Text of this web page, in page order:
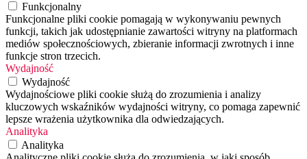
Funkcjonalny
Funkcjonalne pliki cookie pomagają w wykonywaniu pewnych
funkcji, takich jak udostępnianie zawartości witryny na platformach
mediów społecznościowych, zbieranie informacji zwrotnych i inne
funkcje stron trzecich.
Wydajność
Wydajność
Wydajnościowe pliki cookie służą do zrozumienia i analizy
kluczowych wskaźników wydajności witryny, co pomaga zapewnić
lepsze wrażenia użytkownika dla odwiedzających.
Analityka
Analityka